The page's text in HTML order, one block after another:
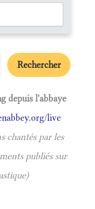
Rechercher
depuis l'abbaye
live
chantés par les
publiés sur